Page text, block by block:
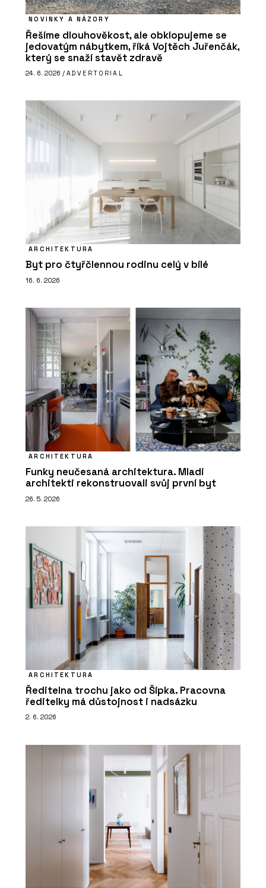
NOVINKY A NÁZORY
Řešíme dlouhověkost, ale obklopujeme se
jedovatým nábytkem, říká Vojtěch Juřenčák,
který se snaží stavět zdravě
24. 6. 2026 / ADVERTORIAL
ARCHITEKTURA
Byt pro čtyřčlennou rodinu celý v bílé
16. 6. 2026
ARCHITEKTURA
Funky neučesaná architektura. Mladí
architekti rekonstruovali svůj první byt
26. 5. 2026
ARCHITEKTURA
Ředitelna trochu jako od Šípka. Pracovna
ředitelky má důstojnost i nadsázku
2. 6. 2026